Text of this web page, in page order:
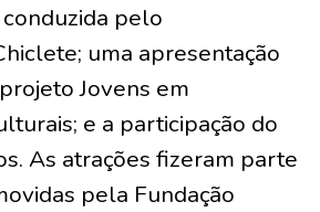
pelo
uma apresentação
Jovens em
e a participação do
As atrações fizeram parte
pela Fundação